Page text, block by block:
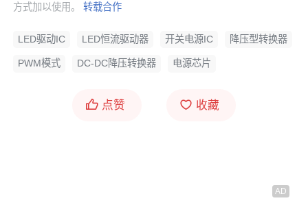
方式加以使用。转载合作
LED驱动IC LED恒流驱动器 开关电源IC 降压型转换器
PWM模式 DC-DC降压转换器 电源芯片
点赞 收藏